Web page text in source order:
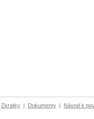
Zkratky | Dokumenty | Návod k